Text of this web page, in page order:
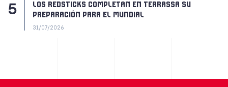
LOS REDSTICKS COMPLETAN EN TERRASSA SU
PREPARACIÓN PARA EL MUNDIAL
31/07/2026